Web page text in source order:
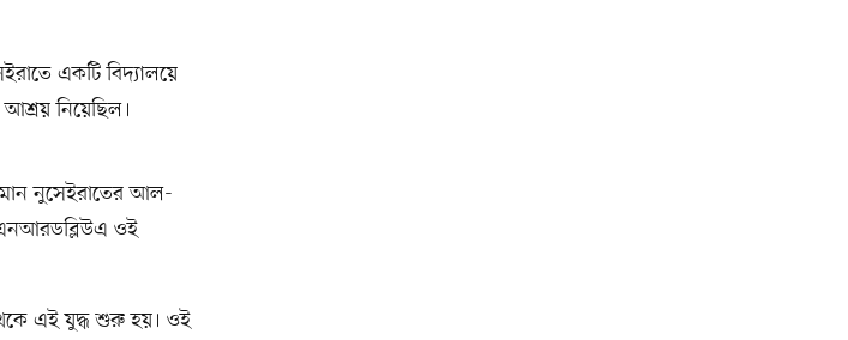
একটি বিদ্যালয়ে
নিয়েছিল।
নুসেইরাতের আল-
ওই
এই যুদ্ধ শুরু হয়। ওই